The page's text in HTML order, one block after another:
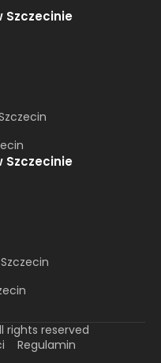
Szczecinie
Szczecinie
rights reserved
Regulamin